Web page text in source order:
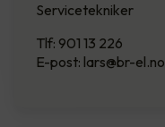
Servicetekniker
Tlf: 901 13 226
E-post: lars@br-el.no